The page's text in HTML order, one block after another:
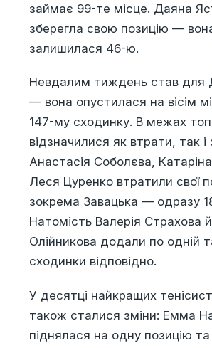
займає 99-те місце. Даяна
зберегла свою позицію —
залишилася 46-ю.
Невдалим тиждень став для
— вона опустилася на вісім
147-му сходинку. В межах
відзначилися як втрати, так і
Анастасія Соболєва,
Леся Цуренко втратили свої
зокрема Завацька — одразу
Натомість Валерія Страхова
Олійникова додали по одній
сходинки відповідно.
У десятці найкращих
також сталися зміни: Емма
піднялася на одну позицію